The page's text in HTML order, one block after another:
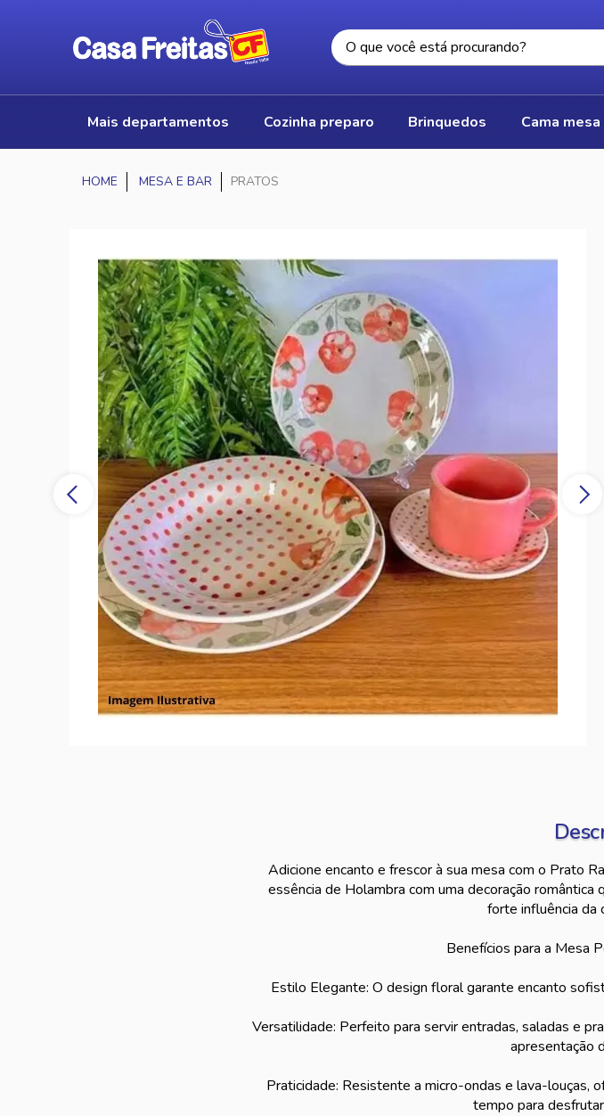
mais departamentos cozinha preparo brinquedos cama
MESA E BAR PRATOS
Adicione encanto e frescor à sua mesa com o Prato
essência de Holambra com uma decoração
forte influência da
Benefícios para a Mesa
Estilo Elegante: O design floral garante encanto
Versatilidade: Perfeito para servir entradas, saladas e
apresentação
Praticidade: Resistente a micro-ondas e lava-louças,
tempo para